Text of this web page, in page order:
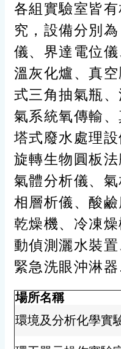
各組實驗室皆
究，設備分別
儀、界達電位
溫灰化爐、真
式三角抽氣瓶
氣系統氧傳輸
塔式廢水處理設
旋轉生物圓板
氣體分析儀、
相層析儀、酸
乾燥機、冷凍
動偵測灑水裝置
緊急洗眼沖淋
場所名稱
環境及分析化學實